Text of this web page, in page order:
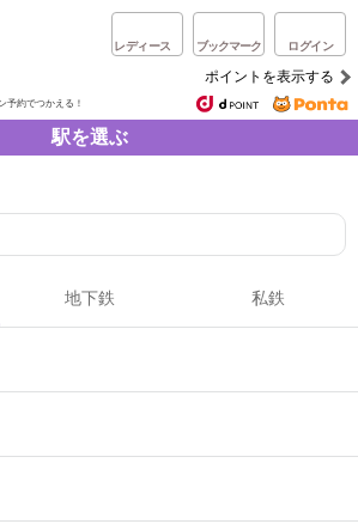
レディース ブックマーク ログイン
ポイントを表示する
予約でつかえる！
駅を選ぶ
地下鉄 私鉄